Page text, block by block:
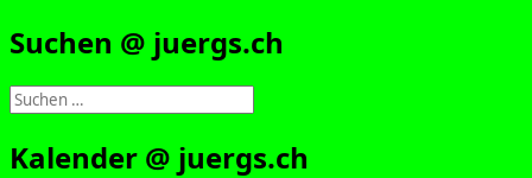
Suchen @ juergs.ch
Suchen
nach:
Kalender @ juergs.ch